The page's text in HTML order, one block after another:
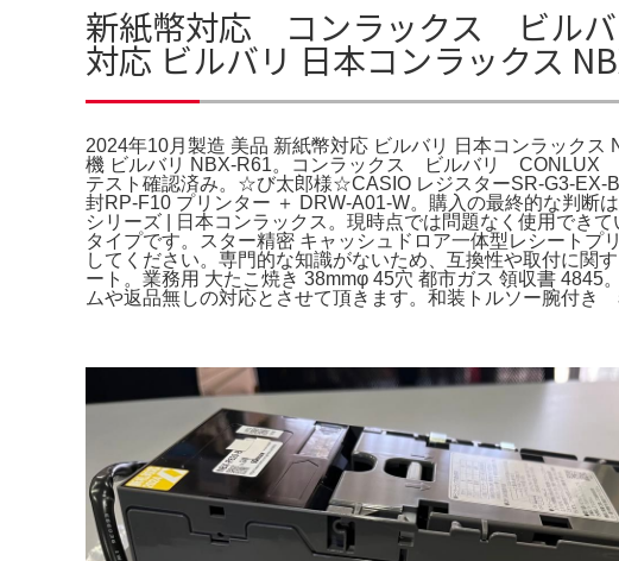
新紙幣対応 コンラックス ビル
対応 ビルバリ 日本コンラックス
2024年10月製造 美品 新紙幣対応 ビルバリ 日本コンラック
機 ビルバリ NBX-R61。コンラックス ビルバリ CONLUX
テスト確認済み。☆び太郎様☆CASIO レジスターSR-G3-EX-
封RP-F10 プリンター ＋ DRW-A01-W。購入の最終的な判断
シリーズ | 日本コンラックス。現時点では問題なく使用でき
タイプです。スター精密 キャッシュドロア一体型レシート
してください。専門的な知識がないため、互換性や取付に関
ート。業務用 大たこ焼き 38mmφ 45穴 都市ガス 領収書
ムや返品無しの対応とさせて頂きます。和装トルソー腕付